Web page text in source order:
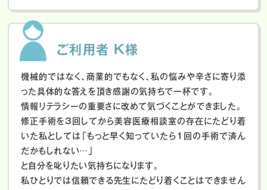
ご利用者 K様
機械的ではなく、商業的でもなく、私の悩みや辛さに寄り添
った具体的な答えを頂き感謝の気持ちで一杯です。
情報リテラシーの重要さに改めて気づくことができました。
修正手術を3回してから美容医療相談室の存在にたどり着
いた私としては「もっと早く知っていたら1回の手術で済ん
だかもしれない…」
と自分を叱りたい気持ちになります。
私ひとりでは信頼できる先生にたどり着くことはできません